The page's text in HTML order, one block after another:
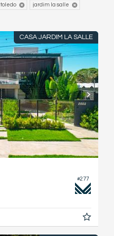
toledo jardim la salle
CASA JARDIM LA SALLE
#277